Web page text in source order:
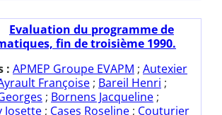
Evaluation du programme de
fin de troisième 1990.
: APMEP Groupe EVAPM ; Autexier
Françoise ; Bareil Henri ;
; Bornens Jacqueline ;
Josette ; Cases Roseline ; Couturier